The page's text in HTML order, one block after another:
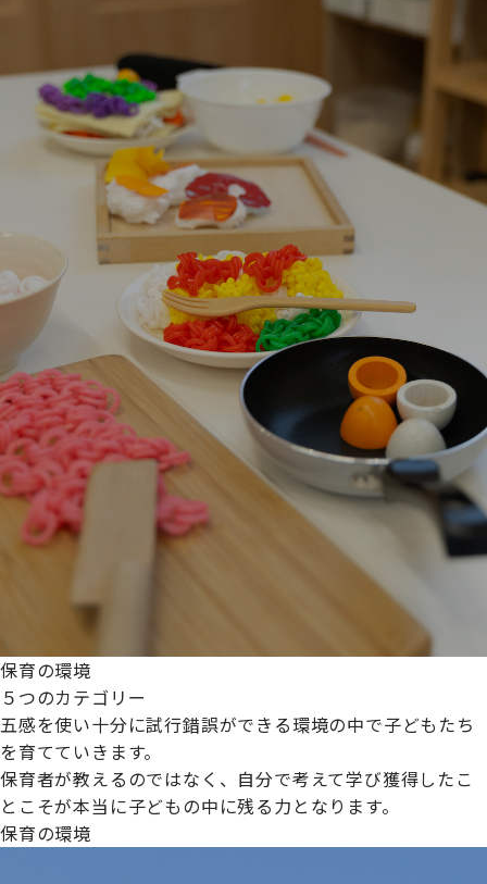
保育の環境
５つのカテゴリー
五感を使い十分に試行錯誤ができる環境の中で子どもたち
を育てていきます。
保育者が教えるのではなく、自分で考えて学び獲得したこ
とこそが本当に子どもの中に残る力となります。
保育の環境